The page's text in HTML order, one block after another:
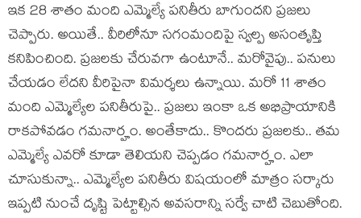
ఇక 28 శాతం మంది ఎమ్మెల్యే ప‌నితీరు బాగుంద‌ని ప్ర‌జ‌లు
చెప్పారు. అయితే.. వీరిలోనూ స‌గంమందిపై స్వ‌ల్ప అసంతృప్తి
క‌నిపించింది. ప్ర‌జ‌ల‌కు చేరువ‌గా ఉంటూనే.. మ‌రోవైపు.. ప‌నులు
చేయ‌డం లేద‌ని వీరిపైనా విమ‌ర్శ‌లు ఉన్నాయి. మ‌రో 11 శాతం
మంది ఎమ్మెల్యేల ప‌నితీరుపై.. ప్ర‌జ‌లు ఇంకా ఒక అభిప్రాయానికి
రాక‌పోవ‌డం గ‌మ‌నార్హం. అంతేకాదు.. కొంద‌రు ప్ర‌జ‌ల‌కు.. త‌మ
ఎమ్మెల్యే ఎవ‌రో కూడా తెలియ‌ని చెప్ప‌డం గ‌మ‌నార్హం. ఎలా
చూసుకున్నా.. ఎమ్మెల్యేల ప‌నితీరు విష‌యంలో మాత్రం స‌ర్కారు
ఇప్ప‌టి నుంచే దృష్టి పెట్టాల్సిన అవ‌స‌రాన్ని స‌ర్వే చాటి చెబుతోంది.